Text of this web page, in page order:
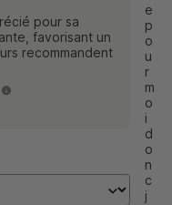
pour sa
favorisant un
recommandent
e
p
o
u
r
m
o
i
d
o
n
c
j